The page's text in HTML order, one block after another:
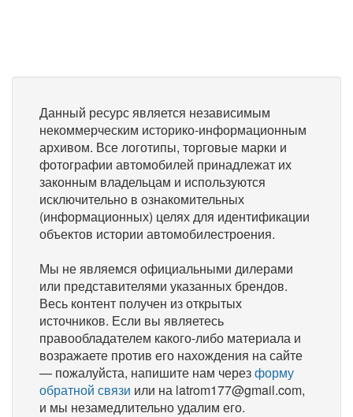
Данный ресурс является независимым
некоммерческим историко-информационным
архивом. Все логотипы, торговые марки и
фотографии автомобилей принадлежат их
законным владельцам и используются
исключительно в ознакомительных
(информационных) целях для идентификации
объектов истории автомобилестроения.
Мы не являемся официальными дилерами
или представителями указанных брендов.
Весь контент получен из открытых
источников. Если вы являетесь
правообладателем какого-либо материала и
возражаете против его нахождения на сайте
— пожалуйста, напишите нам черезформу
обратной связи или на latrom177@gmail.com,
и мы незамедлительно удалим его.